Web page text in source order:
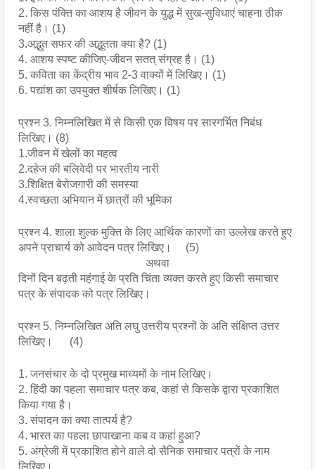
2. किस पंक्ति का आशय है जीवन के युद्ध में सुख-सुविधाएं चाहना ठीक
नहीं है। (1)
3.अद्भुत सफर की अद्भूतता क्या है? (1)
4. आशय स्पष्ट कीजिए-जीवन सतत् संग्रह है। (1)
5. कविता का केंद्रीय भाव 2-3 वाक्यों में लिखिए। (1)
6. पद्यांश का उपयुक्त शीर्षक लिखिए। (1)
प्रश्न 3. निम्नलिखित में से किसी एक विषय पर सारगर्भित निबंध
लिखिए। (8)
1.जीवन में खेलों का महत्व
2.दहेज की बलिवेदी पर भारतीय नारी
3.शिक्षित बेरोजगारी की समस्या
4.स्वच्छता अभियान में छात्रों की भूमिका
प्रश्न 4. शाला शुल्क मुक्ति के लिए आर्थिक कारणों का उल्लेख करते हुए
अपने प्राचार्य को आवेदन पत्र लिखिए।     (5)
अथवा
दिनों दिन बढ़ती महंगाई के प्रति चिंता व्यक्त करते हुए किसी समाचार
पत्र के संपादक को पत्र लिखिए।
प्रश्न 5. निम्नलिखित अति लघु उत्तरीय प्रश्नों के अति संक्षिप्त उत्तर
लिखिए।      (4)
1. जनसंचार के दो प्रमुख माध्यमों के नाम लिखिए।
2. हिंदी का पहला समाचार पत्र कब, कहां से किसके द्वारा प्रकाशित
किया गया है।
3. संपादन का क्या तात्पर्य है?
4. भारत का पहला छापाखाना कब व कहां हुआ?
5. अंग्रेजी में प्रकाशित होने वाले दो सैनिक समाचार पत्रों के नाम
लिखिए।